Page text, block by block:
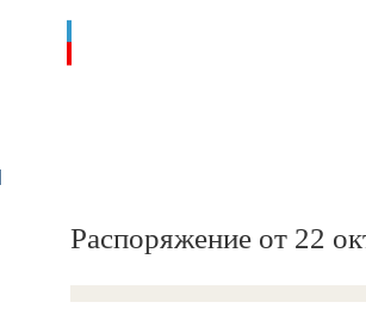
Распоряжение от 22